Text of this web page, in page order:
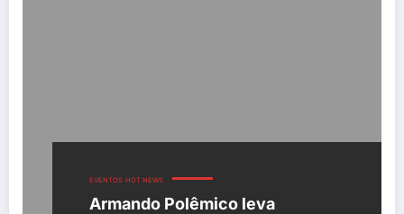
EVENTOS HOT NEWS
Armando Polêmico leva